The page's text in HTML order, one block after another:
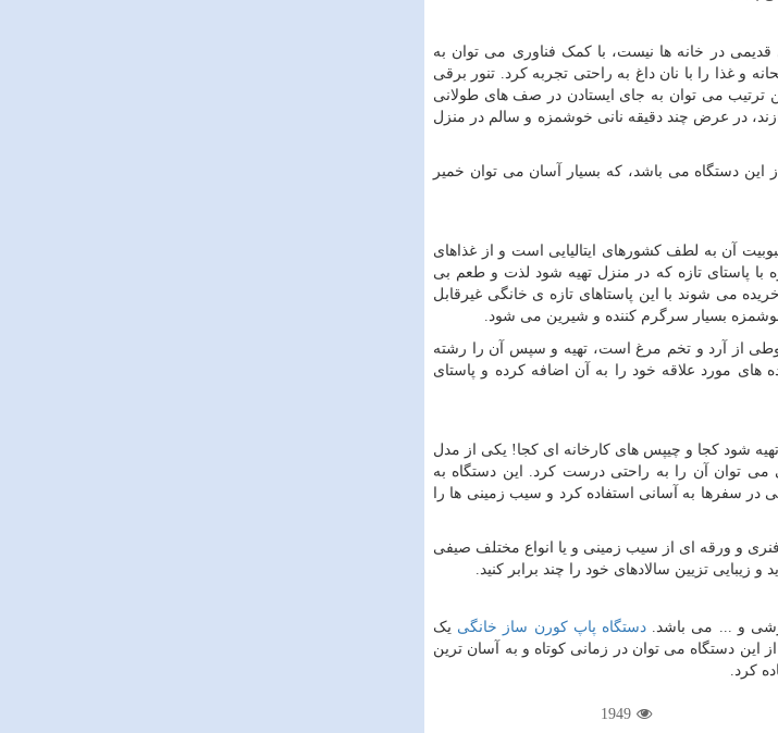
قدیمی در خانه ها نیست، با کمک فناوری می توان به
و غذا را با نان داغ به راحتی تجربه کرد. تنور برقی
ترتیب می توان به جای ایستادن در صف های طولانی
در عرض چند دقیقه نانی خوشمزه و سالم در منزل
این دستگاه می باشد، که بسیار آسان می توان خمیر
آن به لطف کشورهای ایتالیایی است و از غذاهای
با پاستای تازه که در منزل تهیه شود لذت و طعم بی
می شوند با این پاستاهای تازه ی خانگی غیرقابل
بسیار سرگرم کننده و شیرین می شود.
از آرد و تخم مرغ است، تهیه و سپس آن را رشته
های مورد علاقه خود را به آن اضافه کرده و پاستای
شود کجا و چیپس های کارخانه ای کجا! یکی از مدل
توان آن را به راحتی درست کرد. این دستگاه به
در سفرها به آسانی استفاده کرد و سیب زمینی ها را
و ورقه ای از سیب زمینی و یا انواع مختلف صیفی
تزیین سالادهای خود را چند برابر کنید.
و ... می باشد. دستگاه پاپ کورن ساز خانگی یک
دستگاه می توان در زمانی کوتاه و به آسان ترین
کرد.
1949